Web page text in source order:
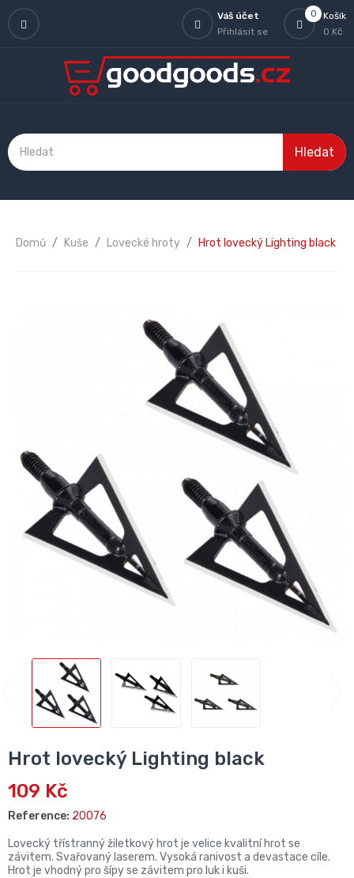
0
Košík
0 Kč
Váš účet
Přihlásit se
Hledat
Domů Kuše Lovecké hroty Hrot lovecký Lighting black
Hrot lovecký Lighting black
109 Kč
Reference: 20076
Lovecký třístranný žiletkový hrot je velice kvalitní hrot se
závitem. Svařovaný laserem. Vysoká ranivost a devastace cíle.
Hrot je vhodný pro šípy se závitem pro luk i kuši.